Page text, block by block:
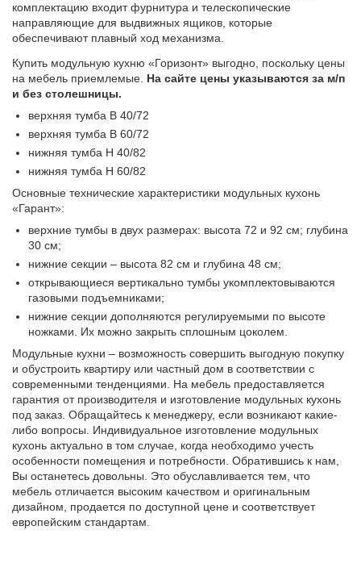
комплектацию входит фурнитура и телескопические
направляющие для выдвижных ящиков, которые
обеспечивают плавный ход механизма.
Купить модульную кухню «Горизонт» выгодно, поскольку цены
на мебель приемлемые. На сайте цены указываются за м/п
и без столешницы.
верхняя тумба В 40/72
верхняя тумба В 60/72
нижняя тумба Н 40/82
нижняя тумба Н 60/82
Основные технические характеристики модульных кухонь
«Гарант»:
верхние тумбы в двух размерах: высота 72 и 92 см; глубина
30 см;
нижние секции – высота 82 см и глубина 48 см;
открывающиеся вертикально тумбы укомплектовываются
газовыми подъемниками;
нижние секции дополняются регулируемыми по высоте
ножками. Их можно закрыть сплошным цоколем.
Модульные кухни – возможность совершить выгодную покупку
и обустроить квартиру или частный дом в соответствии с
современными тенденциями. На мебель предоставляется
гарантия от производителя и изготовление модульных кухонь
под заказ. Обращайтесь к менеджеру, если возникают какие-
либо вопросы. Индивидуальное изготовление модульных
кухонь актуально в том случае, когда необходимо учесть
особенности помещения и потребности. Обратившись к нам,
Вы останетесь довольны. Это обуславливается тем, что
мебель отличается высоким качеством и оригинальным
дизайном, продается по доступной цене и соответствует
европейским стандартам.